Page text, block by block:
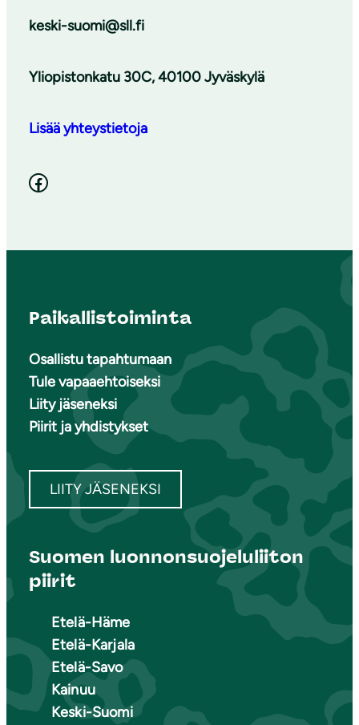
keski-suomi@sll.fi
Yliopistonkatu 30C, 40100 Jyväskylä
Lisää yhteystietoja
Facebook
Paikallistoiminta
Osallistu tapahtumaan
Tule vapaaehtoiseksi
Liity jäseneksi
Piirit ja yhdistykset
LIITY JÄSENEKSI
Suomen luonnonsuojeluliiton
piirit
Etelä-Häme
Etelä-Karjala
Etelä-Savo
Kainuu
Keski-Suomi